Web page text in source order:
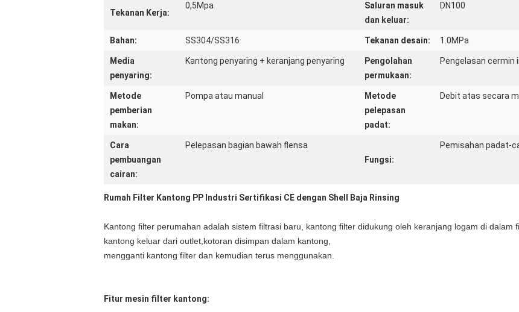
Tekanan Kerja:
0,5Mpa
Saluran masuk
dan keluar:
DN100
Bahan: SS304/SS316 Tekanan desain: 1.0MPa
Media
penyaring:
Kantong penyaring + keranjang penyaring
Pengolahan
permukaan:
Pengelasan cermin
Metode
pemberian
makan:
Pompa atau manual
Metode
pelepasan
padat:
Debit atas secara
Cara
pembuangan
cairan:
Pelepasan bagian bawah flensa
Fungsi:
Pemisahan padat-
Rumah Filter Kantong PP Industri Sertifikasi CE dengan Shell Baja Rinsing
Kantong filter perumahan adalah sistem filtrasi baru, kantong filter didukung oleh keranjang logam di dalam
kantong keluar dari outlet,kotoran disimpan dalam kantong,
mengganti kantong filter dan kemudian terus menggunakan.
Fitur mesin filter kantong: